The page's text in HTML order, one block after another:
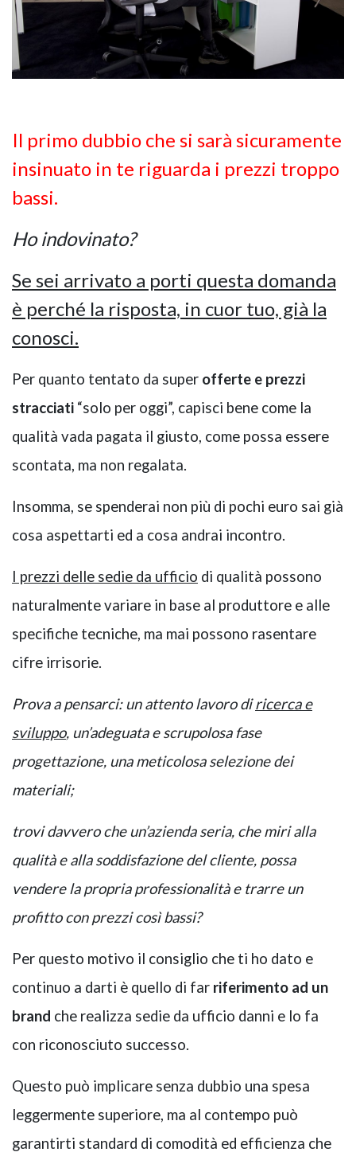
Il primo dubbio che si sarà sicuramente
insinuato in te riguarda i prezzi troppo
bassi.
Ho indovinato?
Se sei arrivato a porti questa domanda
è perché la risposta, in cuor tuo, già la
conosci.
Per quanto tentato da super offerte e prezzi
stracciati “solo per oggi”, capisci bene come la
qualità vada pagata il giusto, come possa essere
scontata, ma non regalata.
Insomma, se spenderai non più di pochi euro sai già
cosa aspettarti ed a cosa andrai incontro.
I prezzi delle sedie da ufficio di qualità possono
naturalmente variare in base al produttore e alle
specifiche tecniche, ma mai possono rasentare
cifre irrisorie.
Prova a pensarci: un attento lavoro diricerca e
sviluppo, un’adeguata e scrupolosa fase
progettazione, una meticolosa selezione dei
materiali;
trovi davvero che un’azienda seria, che miri alla
qualità e alla soddisfazione del cliente, possa
vendere la propria professionalità e trarre un
profitto con prezzi così bassi?
Per questo motivo il consiglio che ti ho dato e
continuo a darti è quello di far riferimento ad un
brand che realizza sedie da ufficio danni e lo fa
con riconosciuto successo.
Questo può implicare senza dubbio una spesa
leggermente superiore, ma al contempo può
garantirti standard di comodità ed efficienza che